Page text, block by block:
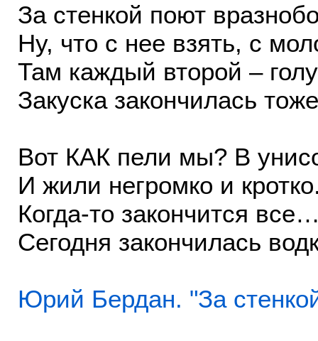
За стенкой поют
Ну, что с нее взять, с
Там каждый второй –
Закуска закончилась
Вот КАК пели мы? В
И жили негромко и
Когда-то закончится
Сегодня закончилась
Юрий Бердан. "За